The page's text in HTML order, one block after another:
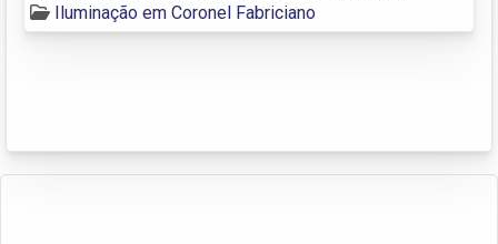
Iluminação em Coronel Fabriciano